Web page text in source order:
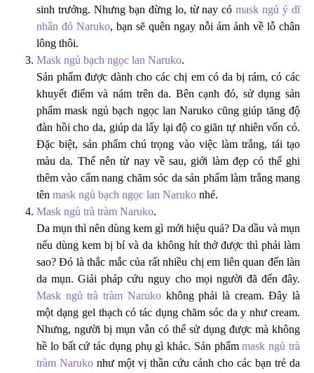
sinh trưởng. Nhưng bạn đừng lo, từ nay cómask ngủ ý dĩ
nhân đỏ Naruko, bạn sẽ quên ngay nỗi ám ảnh về lỗ chân
lông thôi.
Mask ngủ bạch ngọc lan Naruko.
Sản phẩm được dành cho các chị em có da bị rám, có các
khuyết điểm và nám trên da. Bên cạnh đó, sử dụng sản
phẩm mask ngủ bạch ngọc lan Naruko cũng giúp tăng độ
đàn hồi cho da, giúp da lấy lại độ co giãn tự nhiên vốn có.
Đặc biệt, sản phẩm chú trọng vào việc làm trắng, tái tạo
màu da. Thế nên từ nay về sau, giới làm đẹp có thể ghi
thêm vào cẩm nang chăm sóc da sản phẩm làm trắng mang
tên mask ngủ bạch ngọc lan Naruko nhé.
Mask ngủ trà tràm Naruko.
Da mụn thì nên dùng kem gì mới hiệu quả? Da dầu và mụn
nếu dùng kem bị bí và da không hít thở được thì phải làm
sao? Đó là thắc mắc của rất nhiều chị em liên quan đến làn
da mụn. Giải pháp cứu nguy cho mọi người đã đến đây.
Mask ngủ trà tràm Narukokhông phải là cream. Đây là
một dạng gel thạch có tác dụng chăm sóc da y như cream.
Nhưng, người bị mụn vẫn có thể sử dụng được mà không
hề lo bất cứ tác dụng phụ gì khác. Sản phẩmmask ngủ trà
tràm Naruko như một vị thần cứu cánh cho các bạn trẻ da